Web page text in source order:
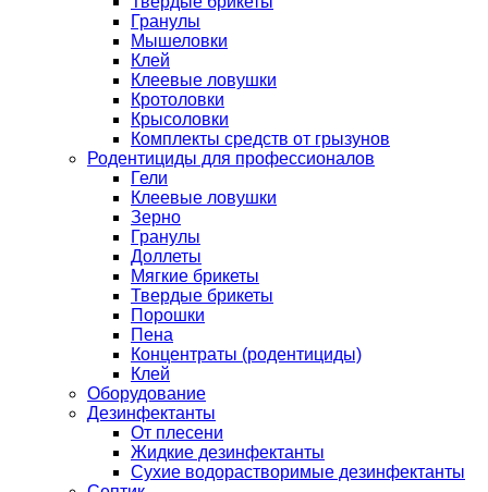
Гранулы
Мышеловки
Клей
Клеевые ловушки
Кротоловки
Крысоловки
Комплекты средств от грызунов
Родентициды для профессионалов
Гели
Клеевые ловушки
Зерно
Гранулы
Доллеты
Мягкие брикеты
Твердые брикеты
Порошки
Пена
Концентраты (родентициды)
Клей
Оборудование
Дезинфектанты
От плесени
Жидкие дезинфектанты
Сухие водорастворимые дезинфектанты